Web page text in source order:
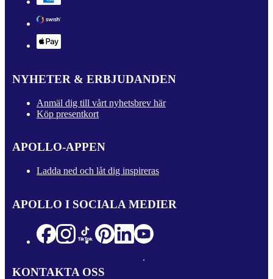
NYHETER & ERBJUDANDEN
Anmäl dig till vårt nyhetsbrev här
Köp presentkort
APOLLO-APPEN
Ladda ned och låt dig inspireras
APOLLO I SOCIALA MEDIER
KONTAKTA OSS